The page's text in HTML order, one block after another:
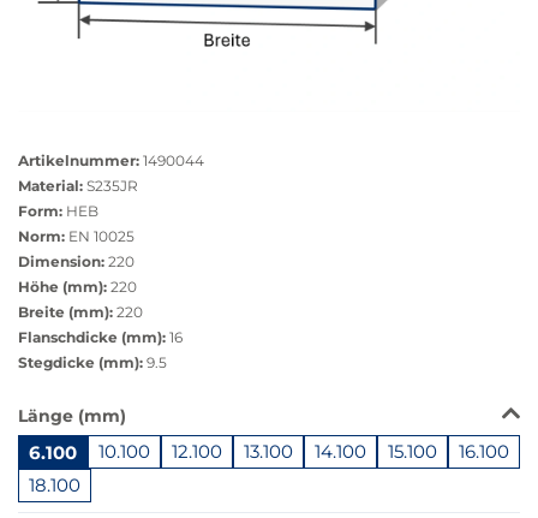
anzeigen
Artikelnummer: 1490044
Material: S235JR
Form: HEB
Norm: EN 10025
Dimension: 220
Höhe (mm): 220
Breite (mm): 220
Flanschdicke (mm): 16
Stegdicke (mm): 9.5
Das
Produkt
ist
in
dieser
Länge (mm)
6.100 10.100 12.100 13.100 14.100 15.100
16.100
18.100